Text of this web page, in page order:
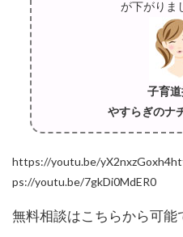
が下がり
子育
やすらぎのナ
https://youtu.be/
ps://youtu.be/7gkDi0MdER0
無料相談はこちらから可能